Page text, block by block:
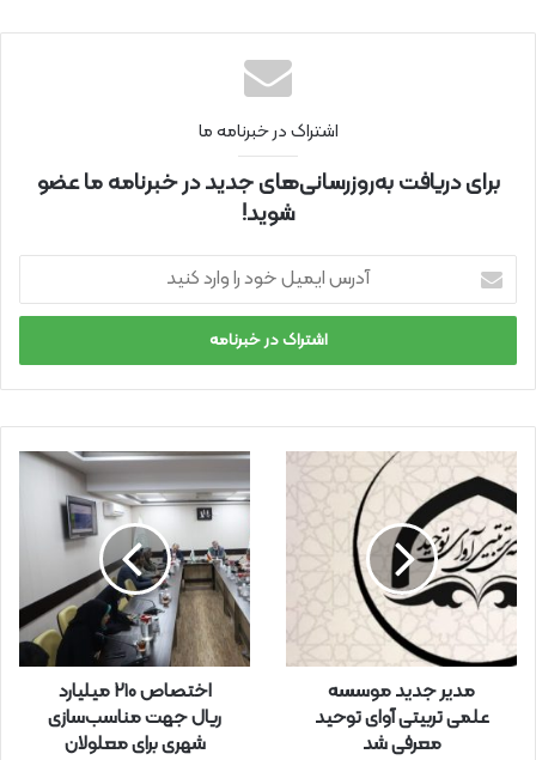
نتی
اشتراک در خبرنامه ما
برای دریافت به‌روزرسانی‌های جدید در خبرنامه ما عضو
شوید!
ر
ا
ی
خ
و
د
ر
ا
و
ر
مدیر جدید موسسه
علمی تربیتی آوای توحید
معرفی شد
اختصاص ۲۱۰ میلیارد
ریال جهت مناسب‌سازی
شهری برای معلولان